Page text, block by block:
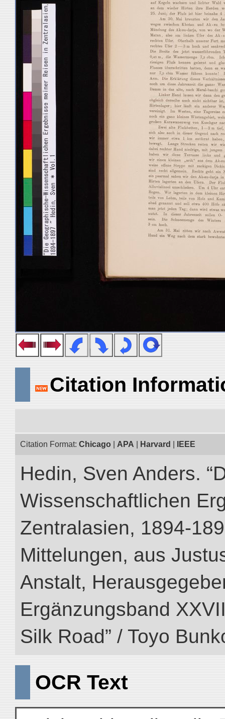
Citation
Citation Format: Chicago APA Harvard IEEE
Hedin, Sven Anders.
Wissenschaftlichen
Zentralasien, 1894-
Mittelungen, aus
Anstalt,
Ergänzungsband
Silk Road” / Toyo
OCR Text